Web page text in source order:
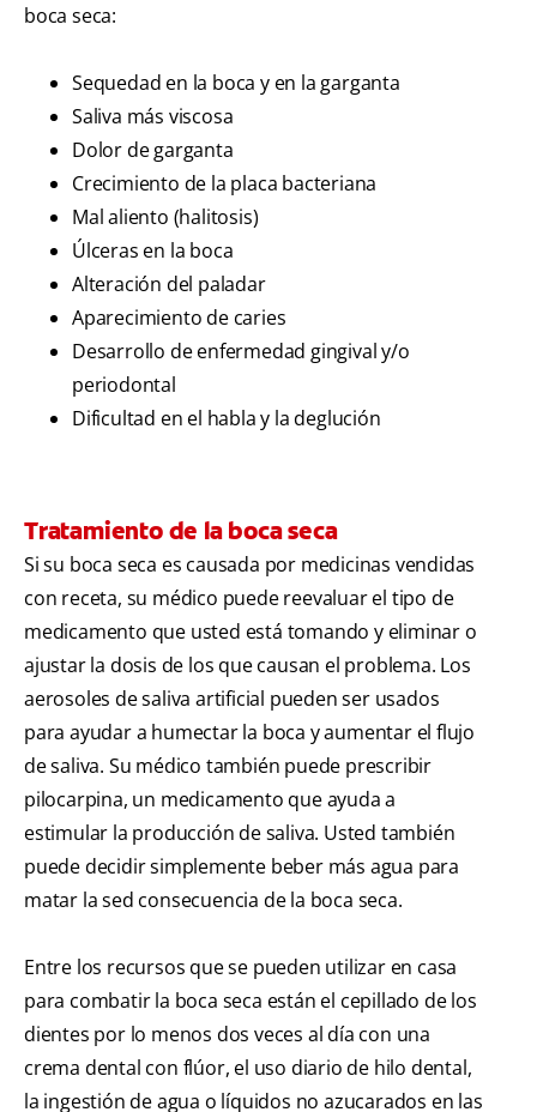
boca seca:
Sequedad en la boca y en la garganta
Saliva más viscosa
Dolor de garganta
Crecimiento de la placa bacteriana
Mal aliento (halitosis)
Úlceras en la boca
Alteración del paladar
Aparecimiento de caries
Desarrollo de enfermedad gingival y/o
periodontal
Dificultad en el habla y la deglución
Tratamiento de la boca seca
Si su boca seca es causada por medicinas vendidas
con receta, su médico puede reevaluar el tipo de
medicamento que usted está tomando y eliminar o
ajustar la dosis de los que causan el problema. Los
aerosoles de saliva artificial pueden ser usados
para ayudar a humectar la boca y aumentar el flujo
de saliva. Su médico también puede prescribir
pilocarpina, un medicamento que ayuda a
estimular la producción de saliva. Usted también
puede decidir simplemente beber más agua para
matar la sed consecuencia de la boca seca.
Entre los recursos que se pueden utilizar en casa
para combatir la boca seca están el cepillado de los
dientes por lo menos dos veces al día con una
crema dental con flúor, el uso diario de hilo dental,
la ingestión de agua o líquidos no azucarados en las